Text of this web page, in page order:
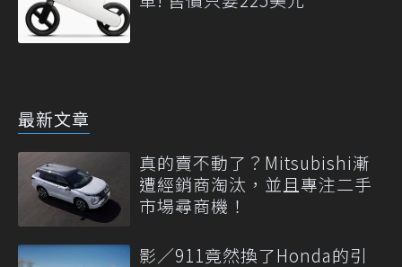
最新文章
真的賣不動了？Mitsubishi漸
遭經銷商淘汰，並且專注二手
市場尋商機！
影／911竟然換了Honda的引